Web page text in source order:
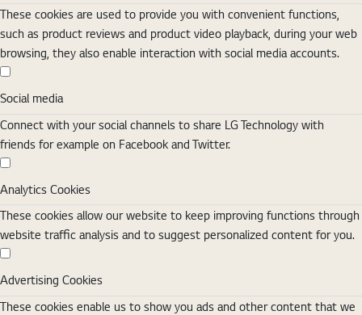
These cookies are used to provide you with convenient functions,
such as product reviews and product video playback, during your web
browsing, they also enable interaction with social media accounts.
Social media
Social media
Connect with your social channels to share LG Technology with
friends for example on Facebook and Twitter.
Analytics Cookies
Analytics Cookies
These cookies allow our website to keep improving functions through
website traffic analysis and to suggest personalized content for you.
Advertising Cookies
Advertising Cookies
These cookies enable us to show you ads and other content that we